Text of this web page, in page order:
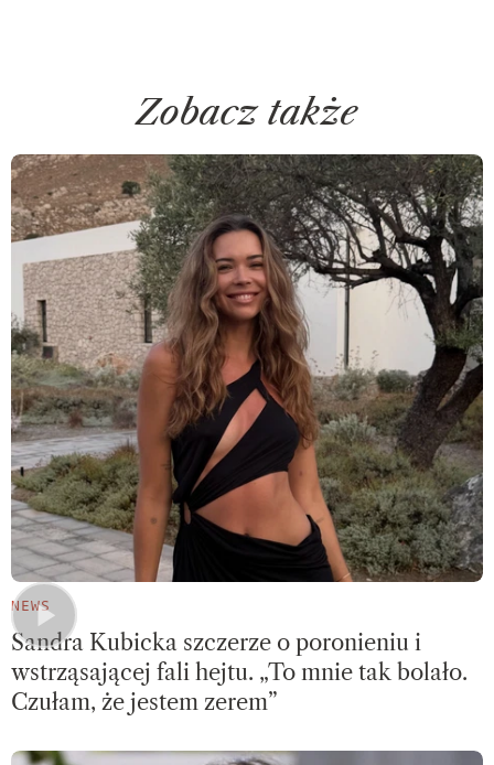
Zobacz także
NEWS
Sandra Kubicka szczerze o poronieniu i
wstrząsającej fali hejtu. „To mnie tak bolało.
Czułam, że jestem zerem”